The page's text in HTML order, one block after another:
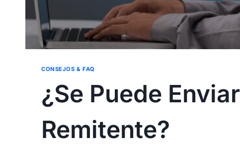
CONSEJOS & FAQ
¿Se Puede
Remitente?